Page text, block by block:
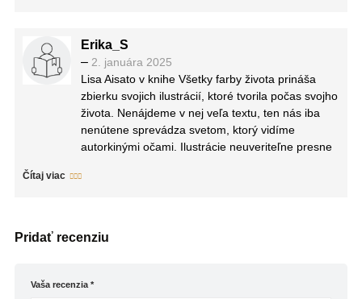
priťahovať a dotýkať sa Vás .
Erika_S
– 2. januára 2025
Lisa Aisato v knihe Všetky farby života prináša
zbierku svojich ilustrácií, ktoré tvorila počas svojho
života. Nenájdeme v nej veľa textu, ten nás iba
nenútene sprevádza svetom, ktorý vidíme
autorkinými očami. Ilustrácie neuveriteľne presne
každý z nás. Sú nádherné, farebné, hravé, no
Čítaj viac
Pridať recenziu
Vaša recenzia*